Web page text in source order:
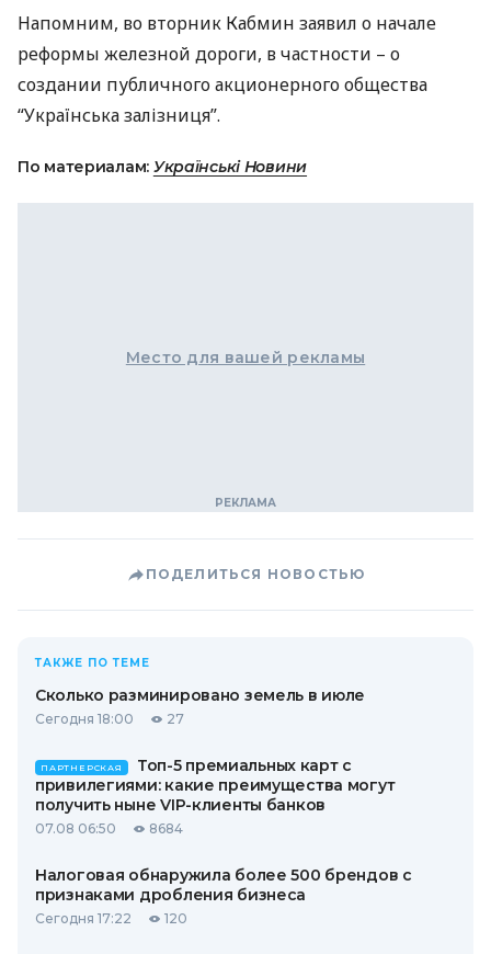
Напомним, во вторник Кабмин заявил о начале
реформы железной дороги, в частности – о
создании публичного акционерного общества
“Українська залізниця”.
По материалам: Українські Новини
Место для вашей рекламы
ПОДЕЛИТЬСЯ НОВОСТЬЮ
ТАКЖЕ ПО ТЕМЕ
Сколько разминировано земель в июле
Сегодня 18:00 27
ПАРТНЕРСКАЯ
Топ-5 премиальных карт с
привилегиями: какие преимущества могут
получить ныне VIP-клиенты банков
07.08 06:50 8684
Налоговая обнаружила более 500 брендов с
признаками дробления бизнеса
Сегодня 17:22 120